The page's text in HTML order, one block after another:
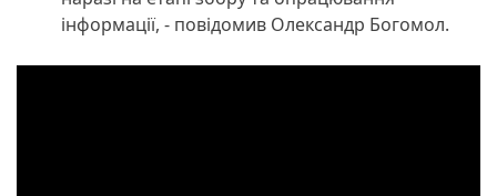
інформації, - повідомив Олександр Богомол.